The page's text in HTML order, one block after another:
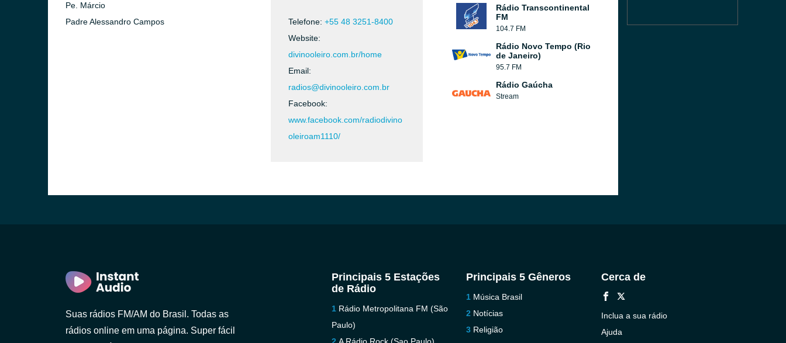
Pe. Márcio
Padre Alessandro Campos
Telefone: +55 48 3251-8400
Website:
divinooleiro.com.br/home
Email:
radios@divinooleiro.com.br
Facebook:
www.facebook.com/radiodivino
oleiroam1110/
Rádio Transcontinental
FM
104.7 FM
Rádio Novo Tempo (Rio
de Janeiro)
95.7 FM
Rádio Gaúcha
Stream
Suas rádios FM/AM do Brasil. Todas as
rádios online em uma página. Super fácil
Principais 5 Estações
de Rádio
Rádio Metropolitana FM (São
Paulo)
Principais 5 Gêneros
Música Brasil
Notícias
Religião
Cerca de
Inclua a sua rádio
Ajuda